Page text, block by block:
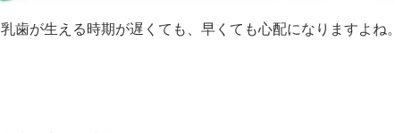
乳歯が生える時期が遅くても、早くても心配になりますよね。